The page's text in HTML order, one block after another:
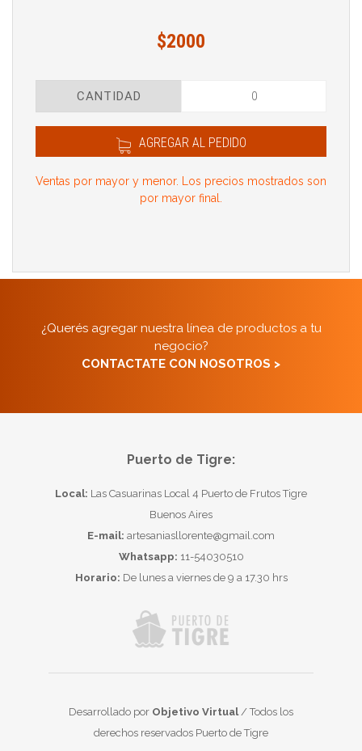
$2000
CANTIDAD
AGREGAR AL PEDIDO
Ventas por mayor y menor. Los precios mostrados son
por mayor final.
¿Querés agregar nuestra línea de productos a tu
negocio?
CONTACTATE CON NOSOTROS >
Puerto de Tigre:
Local: Las Casuarinas Local 4 Puerto de Frutos Tigre
Buenos Aires
E-mail: artesaniasllorente@gmail.com
Whatsapp: 11-54030510
Horario: De lunes a viernes de 9 a 17.30 hrs
Desarrollado por Objetivo Virtual/ Todos los
derechos reservados Puerto de Tigre